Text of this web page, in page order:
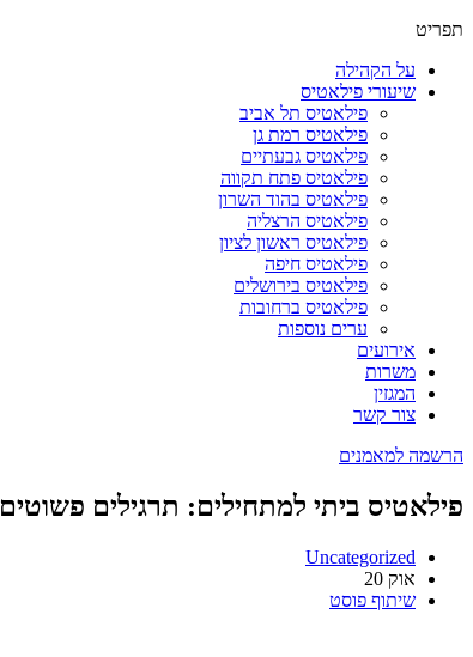
תפריט
על הקהילה
שיעורי פילאטיס
פילאטיס תל אביב
פילאטיס רמת גן
פילאטיס גבעתיים
פילאטיס פתח תקווה
פילאטיס בהוד השרון
פילאטיס הרצליה
פילאטיס ראשון לציון
פילאטיס חיפה
פילאטיס בירושלים
פילאטיס ברחובות
ערים נוספות
אירועים
משרות
המגזין
צור קשר
הרשמה למאמנים
פילאטיס ביתי למתחילים: תרגילים פשוטים
Uncategorized
אוק 20
שיתוף פוסט